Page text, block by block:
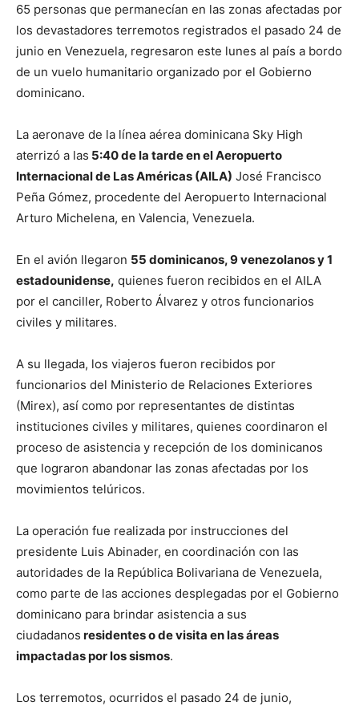
65 personas que permanecían en las zonas afectadas por
los devastadores terremotos registrados el pasado 24 de
junio en Venezuela, regresaron este lunes al país a bordo
de un vuelo humanitario organizado por el Gobierno
dominicano.
La aeronave de la línea aérea dominicana Sky High
aterrizó a las 5:40 de la tarde en el Aeropuerto
Internacional de Las Américas (AILA) José Francisco
Peña Gómez, procedente del Aeropuerto Internacional
Arturo Michelena, en Valencia, Venezuela.
En el avión llegaron 55 dominicanos, 9 venezolanos y 1
estadounidense, quienes fueron recibidos en el AILA
por el canciller, Roberto Álvarez y otros funcionarios
civiles y militares.
A su llegada, los viajeros fueron recibidos por
funcionarios del Ministerio de Relaciones Exteriores
(Mirex), así como por representantes de distintas
instituciones civiles y militares, quienes coordinaron el
proceso de asistencia y recepción de los dominicanos
que lograron abandonar las zonas afectadas por los
movimientos telúricos.
La operación fue realizada por instrucciones del
presidente Luis Abinader, en coordinación con las
autoridades de la República Bolivariana de Venezuela,
como parte de las acciones desplegadas por el Gobierno
dominicano para brindar asistencia a sus
ciudadanos residentes o de visita en las áreas
impactadas por los sismos.
Los terremotos, ocurridos el pasado 24 de junio,